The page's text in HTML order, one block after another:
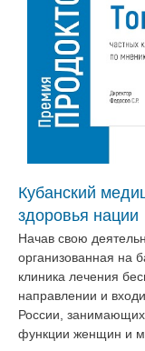
Кубанский
здоровья нации
Начав свою
организованная на
клиника лечения
направлении и
России,
функции женщин и